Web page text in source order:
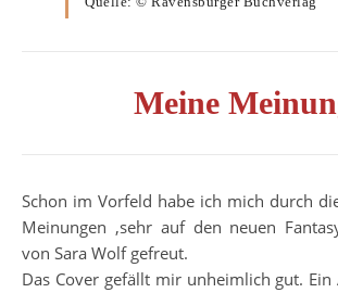
Meine
Schon im Vorfeld habe ich mich durch
Meinungen ,sehr auf den neuen
von Sara Wolf gefreut.
Das Cover gefällt mir unheimlich gut. Ein